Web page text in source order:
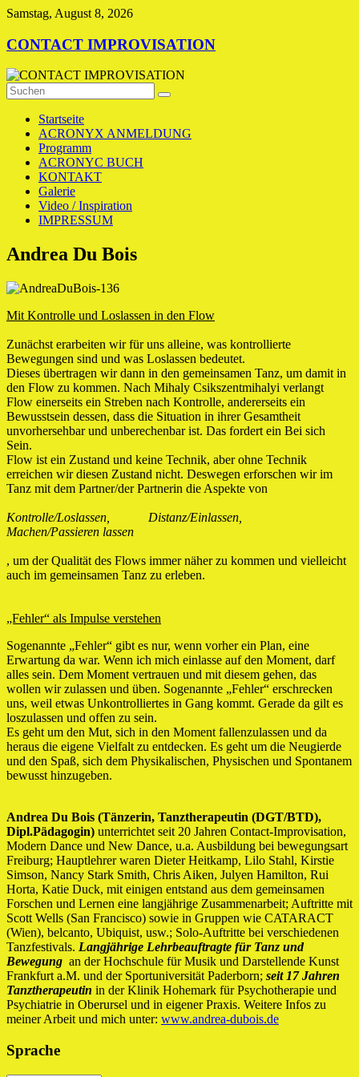
Zum
springen
Samstag, August 8, 2026
CONTACT IMPROVISATION
Startseite
ACRONYX ANMELDUNG
Programm
ACRONYC BUCH
KONTAKT
Galerie
Video / Inspiration
IMPRESSUM
Andrea Du Bois
Mit Kontrolle und Loslassen in den Flow
Zunächst erarbeiten wir für uns alleine, was kontrollierte
Bewegungen sind und was Loslassen bedeutet.
Dieses übertragen wir dann in den gemeinsamen Tanz, um damit in
den Flow zu kommen. Nach Mihaly Csikszentmihalyi verlangt
Flow einerseits ein Streben nach Kontrolle, andererseits ein
Bewusstsein dessen, dass die Situation in ihrer Gesamtheit
unvorhersehbar und unberechenbar ist. Das fordert ein Bei sich
Sein.
Flow ist ein Zustand und keine Technik, aber ohne Technik
erreichen wir diesen Zustand nicht. Deswegen erforschen wir im
Tanz mit dem Partner/der Partnerin die Aspekte von
Kontrolle/Loslassen, Distanz/Einlassen,
Machen/Passieren lassen
, um der Qualität des Flows immer näher zu kommen und vielleicht
auch im gemeinsamen Tanz zu erleben.
„Fehler“ als Impulse verstehen
Sogenannte „Fehler“ gibt es nur, wenn vorher ein Plan, eine
Erwartung da war. Wenn ich mich einlasse auf den Moment, darf
alles sein. Dem Moment vertrauen und mit diesem gehen, das
wollen wir zulassen und üben. Sogenannte „Fehler“ erschrecken
uns, weil etwas Unkontrolliertes in Gang kommt. Gerade da gilt es
loszulassen und offen zu sein.
Es geht um den Mut, sich in den Moment fallenzulassen und da
heraus die eigene Vielfalt zu entdecken. Es geht um die Neugierde
und den Spaß, sich dem Physikalischen, Physischen und Spontanem
bewusst hinzugeben.
Andrea Du Bois (Tänzerin, Tanztherapeutin (DGT/BTD),
Dipl.Pädagogin) unterrichtet seit 20 Jahren Contact-Improvisation,
Modern Dance und New Dance, u.a. Ausbildung bei bewegungsart
Freiburg; Hauptlehrer waren Dieter Heitkamp, Lilo Stahl, Kirstie
Simson, Nancy Stark Smith, Chris Aiken, Julyen Hamilton, Rui
Horta, Katie Duck, mit einigen entstand aus dem gemeinsamen
Forschen und Lernen eine langjährige Zusammenarbeit; Auftritte mit
Scott Wells (San Francisco) sowie in Gruppen wie CATARACT
(Wien), belcanto, Ubiquist, usw.; Solo-Auftritte bei verschiedenen
Tanzfestivals. Langjährige Lehrbeauftragte für Tanz und
Bewegung an der Hochschule für Musik und Darstellende Kunst
Frankfurt a.M. und der Sportuniversität Paderborn; seit 17 Jahren
Tanztherapeutin in der Klinik Hohemark für Psychotherapie und
Psychiatrie in Oberursel und in eigener Praxis. Weitere Infos zu
meiner Arbeit und mich unter: www.andrea-dubois.de
Sprache